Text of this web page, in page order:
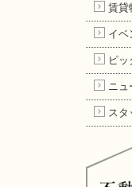
賃貸
イベ
ピッ
ニュ
スタ